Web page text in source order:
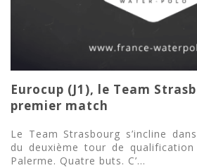
Eurocup (J1), le Team
premier match
Le Team Strasbourg s’incline
du deuxième tour de qualification
Palerme. Quatre buts. C’...